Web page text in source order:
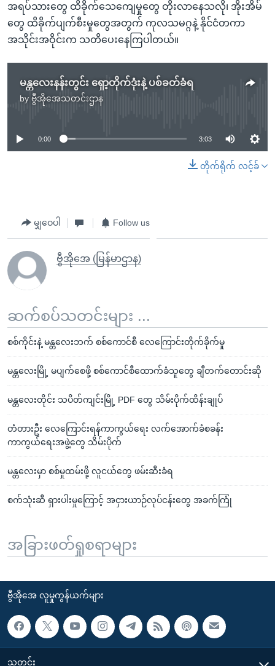
အရပ်သားတွေ ထိခိုက်သေကျေမှုတွေ တိုးလာနေသလို၊ အိုးအိမ်
တွေ ထိခိုက်ပျက်စီးမှုတွေအတွက် ကုလသမဂ္ဂနဲ့ နိုင်ငံတကာ
အသိုင်းအဝိုင်းက သတိပေးနေကြပါတယ်။
မန္တလေးနန်းတွင်း ရှော့တိုက်ဒုံးနဲ့ ပစ်ခတ်ခံရ
by ဗွီအိုအေသတင်းဌာန
No media source currently available
0:00 3:03
တိုက်ရိုက် လင့်ခ်
မျှဝေပါ Follow us
ဗွီအိုအေ (မြန်မာဌာန)
ဆက်စပ်သတင်းများ ...
စစ်ကိုင်းနဲ့ မန္တလေးဘက် စစ်ကောင်စီ လေကြောင်းတိုက်ခိုက်မှု
မန္တလေးမြို့ မပျက်စေဖို့ စစ်ကောင်စီထောက်ခံသူတွေ ချီတက်တောင်းဆို
မန္တလေးတိုင်း သပိတ်ကျင်းမြို့ PDF တွေ သိမ်းပိုက်ထိန်းချုပ်
တံတားဦး လေကြောင်းရန်ကာကွယ်ရေး လက်အောက်ခံစခန်း
ကာကွယ်ရေးအဖွဲ့တွေ သိမ်းပိုက်
မန္တလေးမှာ စစ်မှုထမ်းဖို့ လူငယ်တွေ ဖမ်းဆီးခံရ
စက်သုံးဆီ ရှားပါးမှုကြောင့် အငှားယာဉ်လုပ်ငန်းတွေ အခက်ကြုံ
အခြားဖတ်ရှုစရာများ
ဗွီအိုအေ လူမှုကွန်ယက်များ
သတင်း